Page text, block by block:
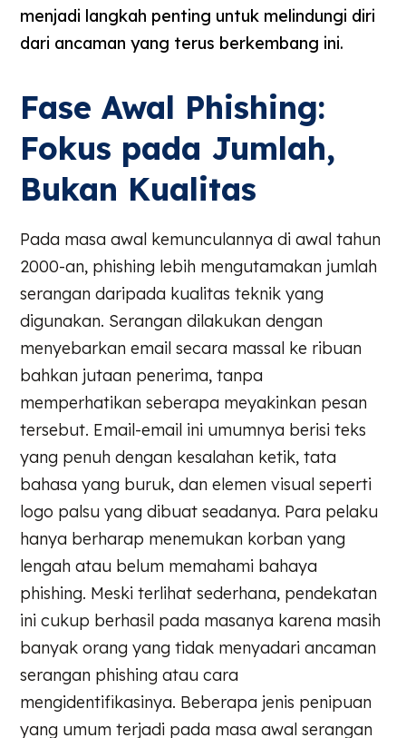
menjadi langkah penting untuk melindungi diri
dari ancaman yang terus berkembang ini.
Fase Awal Phishing:
Fokus pada Jumlah,
Bukan Kualitas
Pada masa awal kemunculannya di awal tahun
2000-an, phishing lebih mengutamakan jumlah
serangan daripada kualitas teknik yang
digunakan. Serangan dilakukan dengan
menyebarkan email secara massal ke ribuan
bahkan jutaan penerima, tanpa
memperhatikan seberapa meyakinkan pesan
tersebut. Email-email ini umumnya berisi teks
yang penuh dengan kesalahan ketik, tata
bahasa yang buruk, dan elemen visual seperti
logo palsu yang dibuat seadanya. Para pelaku
hanya berharap menemukan korban yang
lengah atau belum memahami bahaya
phishing. Meski terlihat sederhana, pendekatan
ini cukup berhasil pada masanya karena masih
banyak orang yang tidak menyadari ancaman
serangan phishing atau cara
mengidentifikasinya. Beberapa jenis penipuan
yang umum terjadi pada masa awal serangan